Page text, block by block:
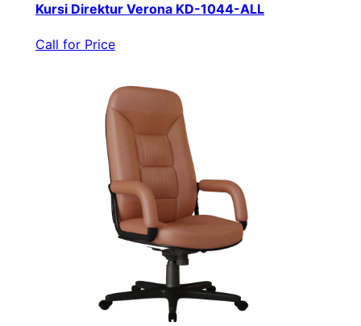
Kursi Direktur Verona KD-1044-ALL
Call for Price